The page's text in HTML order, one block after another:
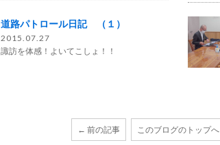
道路パトロール日記 （１）
2015.07.27
諏訪を体感！よいてこしょ！！
← 前の記事 このブログのトップへ